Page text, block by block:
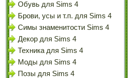
Обувь для Sims 4
Брови, усы и т.п. для Sims 4
Симы знаменитости Sims 4
Декор для Sims 4
Техника для Sims 4
Моды для Sims 4
Позы для Sims 4